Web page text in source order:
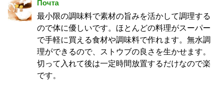
Почта
最小限の調味料で素材の旨みを活かして調理する
ので体に優しいです。ほとんどの料理がスーパー
で手軽に買える食材や調味料で作れます。無水調
理ができるので、ストウブの良さを生かせます。
切って入れて後は一定時間放置するだけなので楽
です。